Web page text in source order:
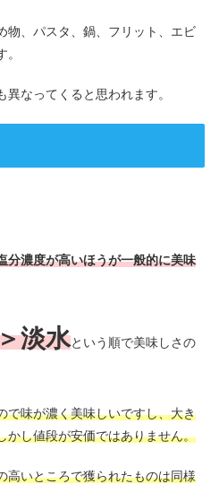
物、パスタ、鍋、フリット、エビ
なってくると思われます。
分濃度が高いほうが一般的に美味
淡水という順で美味しさの
で味が濃く美味しいですし、大き
かし値段が安価ではありません。
高いところで獲られたものは同様